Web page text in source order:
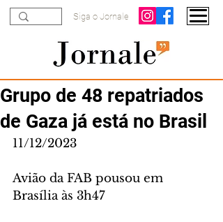
Siga o Jornale
Grupo de 48 repatriados
de Gaza já está no Brasil
11/12/2023
Avião da FAB pousou em
Brasília às 3h47